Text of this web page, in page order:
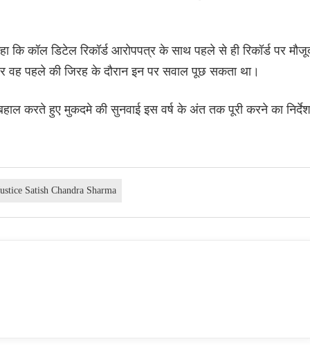
कि कॉल डिटेल रिकॉर्ड आरोपपत्र के साथ पहले से ही रिकॉर्ड पर
वह पहले की जिरह के दौरान इन पर सवाल पूछ सकता था।
करते हुए मुकदमे की सुनवाई इस वर्ष के अंत तक पूरी करने का निर्देश
Satish Chandra Sharma